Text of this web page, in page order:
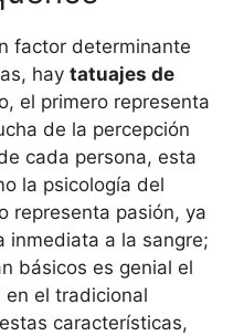
factor determinante
hay tatuajes de
el primero representa
de la percepción
cada persona, esta
la psicología del
representa pasión, ya
inmediata a la sangre;
básicos es genial el
el tradicional
características,